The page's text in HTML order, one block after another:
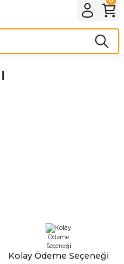
Kolay Ödeme Seçeneği